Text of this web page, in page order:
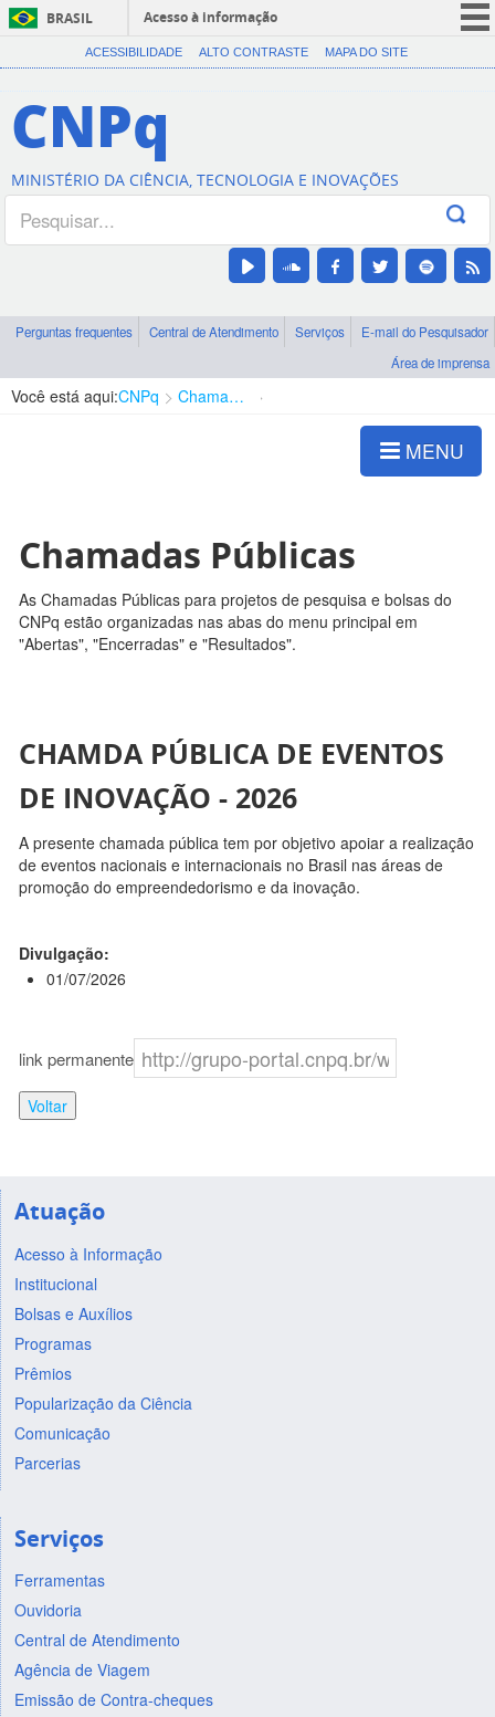
BRASIL
Acesso à informação
CORONAVÍRUS (COVID-19)
Canais
ACESSIBILIDADE ALTO CONTRASTE MAPA DO SITE
CNPq
MINISTÉRIO DA CIÊNCIA, TECNOLOGIA E INOVAÇÕES
Perguntas frequentes Central de Atendimento Serviços
E-mail do Pesquisador
Área de imprensa
Você está aqui:CNPq Chamadas
MENU
Chamadas Públicas
As Chamadas Públicas para projetos de pesquisa e bolsas do
CNPq estão organizadas nas abas do menu principal em
"Abertas", "Encerradas" e "Resultados".
CHAMDA PÚBLICA DE EVENTOS
DE INOVAÇÃO - 2026
A presente chamada pública tem por objetivo apoiar a realização
de eventos nacionais e internacionais no Brasil nas áreas de
promoção do empreendedorismo e da inovação.
Divulgação:
01/07/2026
link permanente
Voltar
Atuação
Acesso à Informação
Institucional
Bolsas e Auxílios
Programas
Prêmios
Popularização da Ciência
Comunicação
Parcerias
Serviços
Ferramentas
Ouvidoria
Central de Atendimento
Agência de Viagem
Emissão de Contra-cheques